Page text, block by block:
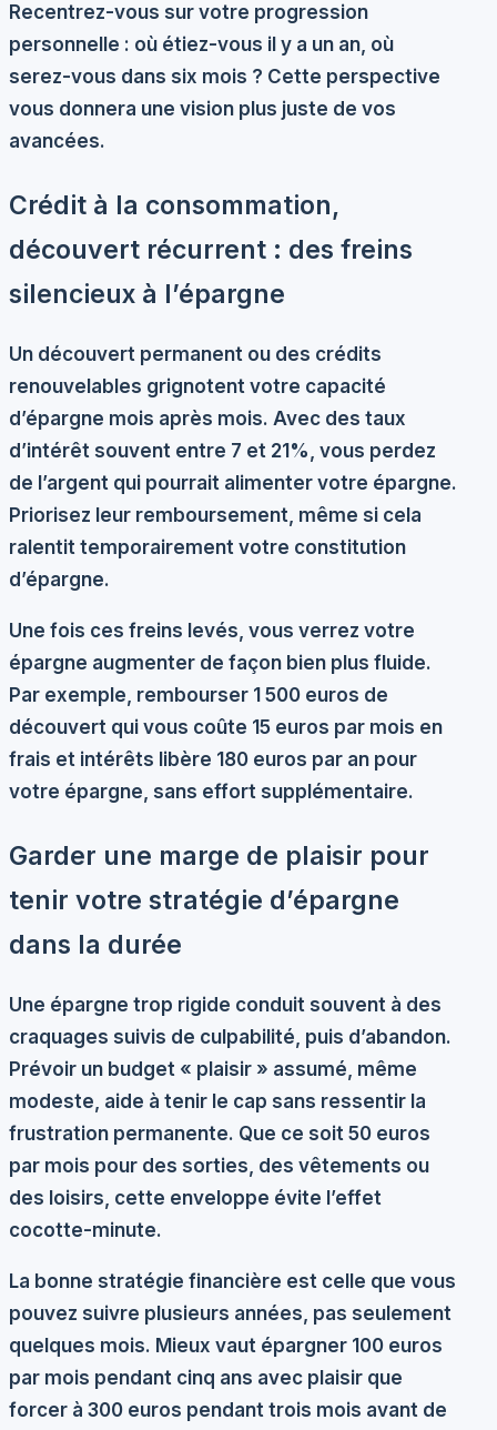
Recentrez-vous sur votre progression
personnelle : où étiez-vous il y a un an, où
serez-vous dans six mois ? Cette perspective
vous donnera une vision plus juste de vos
avancées.
Crédit à la consommation,
découvert récurrent : des freins
silencieux à l’épargne
Un découvert permanent ou des crédits
renouvelables grignotent votre capacité
d’épargne mois après mois. Avec des taux
d’intérêt souvent entre 7 et 21%, vous perdez
de l’argent qui pourrait alimenter votre épargne.
Priorisez leur remboursement, même si cela
ralentit temporairement votre constitution
d’épargne.
Une fois ces freins levés, vous verrez votre
épargne augmenter de façon bien plus fluide.
Par exemple, rembourser 1 500 euros de
découvert qui vous coûte 15 euros par mois en
frais et intérêts libère 180 euros par an pour
votre épargne, sans effort supplémentaire.
Garder une marge de plaisir pour
tenir votre stratégie d’épargne
dans la durée
Une épargne trop rigide conduit souvent à des
craquages suivis de culpabilité, puis d’abandon.
Prévoir un budget « plaisir » assumé, même
modeste, aide à tenir le cap sans ressentir la
frustration permanente. Que ce soit 50 euros
par mois pour des sorties, des vêtements ou
des loisirs, cette enveloppe évite l’effet
cocotte-minute.
La bonne stratégie financière est celle que vous
pouvez suivre plusieurs années, pas seulement
quelques mois. Mieux vaut épargner 100 euros
par mois pendant cinq ans avec plaisir que
forcer à 300 euros pendant trois mois avant de